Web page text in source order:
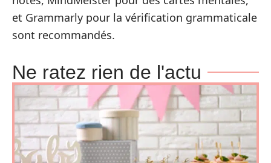
et Grammarly pour la vérification grammaticale
sont recommandés.
Ne ratez rien de l'actu